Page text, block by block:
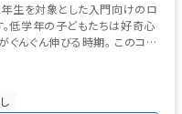
年生を対象とした入門向けのロ
。低学年の子どもたちは好奇心
んぐん伸びる時期。 このコー